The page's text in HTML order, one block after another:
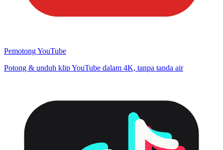
Pemotong YouTube
Potong & unduh klip YouTube dalam 4K, tanpa tanda air